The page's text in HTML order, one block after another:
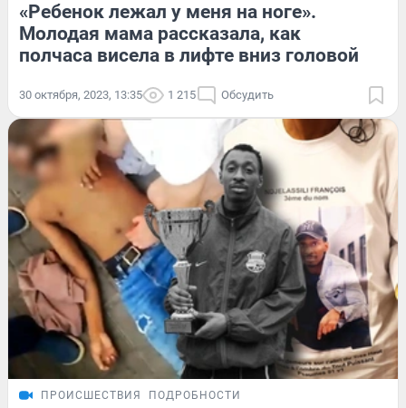
«Ребенок лежал у меня на ноге».
Молодая мама рассказала, как
полчаса висела в лифте вниз головой
30 октября, 2023, 13:35 1 215 Обсудить
ПРОИСШЕСТВИЯ ПОДРОБНОСТИ